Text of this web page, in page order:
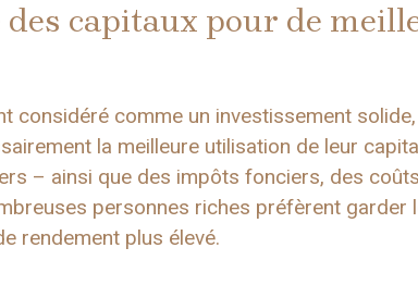
capitaux pour de
considéré comme un investissement
la meilleure utilisation de leur
– ainsi que des impôts fonciers, des
personnes riches préfèrent garder
rendement plus élevé.